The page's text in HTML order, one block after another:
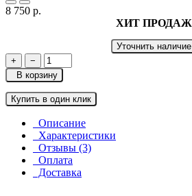
8 750 р.
ХИТ ПРОДАЖ
Уточнить наличие
+
−
В корзину
Купить в один клик
Описание
Характеристики
Отзывы (3)
Оплата
Доставка